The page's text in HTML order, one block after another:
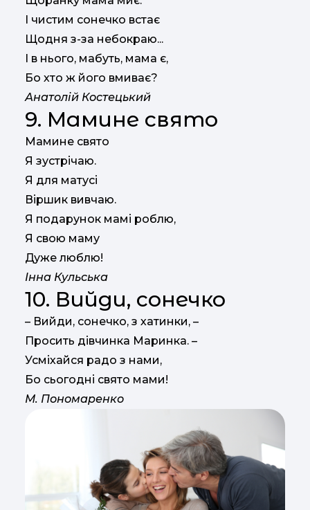
І чистим сонечко встає
Щодня з-за небокраю...
І в нього, мабуть, мама є,
Бо хто ж його вмиває?
Анатолій Костецький
9. Мамине свято
Мамине свято
Я зустрічаю.
Я для матусі
Віршик вивчаю.
Я подарунок мамі роблю,
Я свою маму
Дуже люблю!
Інна Кульська
10. Вийди, сонечко
– Вийди, сонечко, з хатинки, –
Просить дівчинка Маринка. –
Усміхайся радо з нами,
Бо сьогодні свято мами!
М. Пономаренко